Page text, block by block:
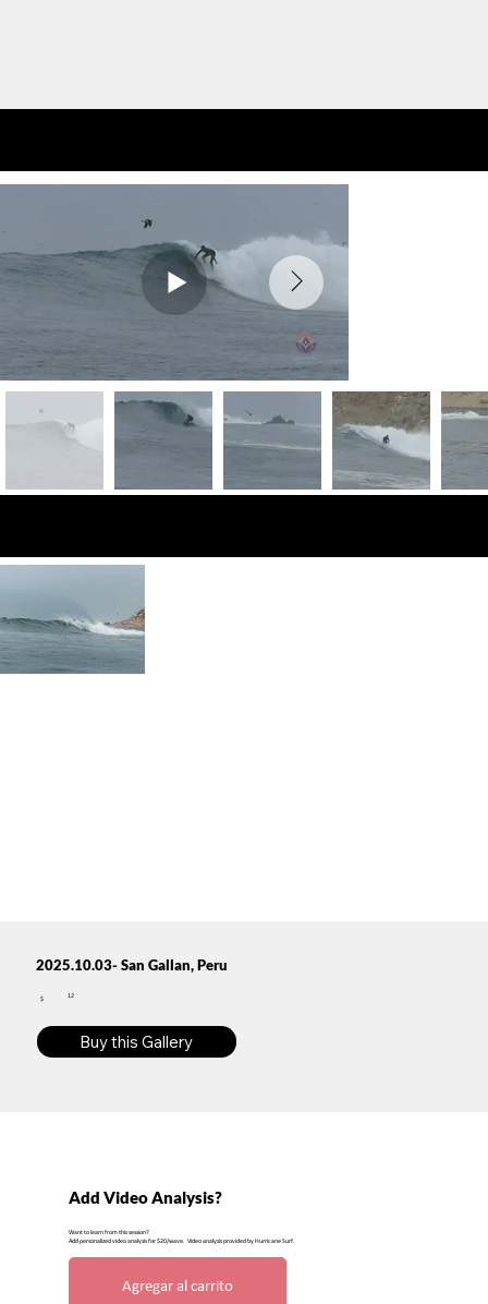
2025.10.03- San Gallan, Peru
$
12
Buy this Gallery
Add Video Analysis?
Want to learn from this session?
Add personalized video analysis for $20/wave. Video analysis provided by Hurricane Surf.
Agregar al carrito